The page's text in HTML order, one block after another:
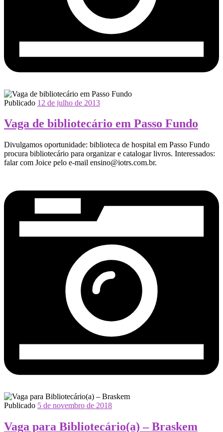
Publicado 12 de julho de 2013
Vaga de bibliotecário em Passo Fundo
Divulgamos oportunidade: biblioteca de hospital em Passo Fundo
procura bibliotecário para organizar e catalogar livros. Interessados:
falar com Joice pelo e-mail ensino@iotrs.com.br.
Publicado 5 de novembro de 2018
Vaga para Bibliotecário(a) – Braskem